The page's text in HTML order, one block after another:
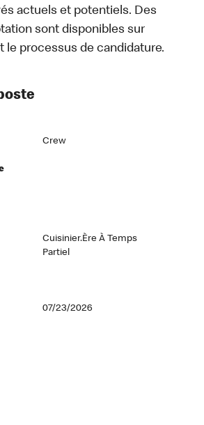
actuels et potentiels. Des
sont disponibles sur
le processus de candidature.
Crew
Cuisinier.ère À Temps
Partiel
07/23/2026